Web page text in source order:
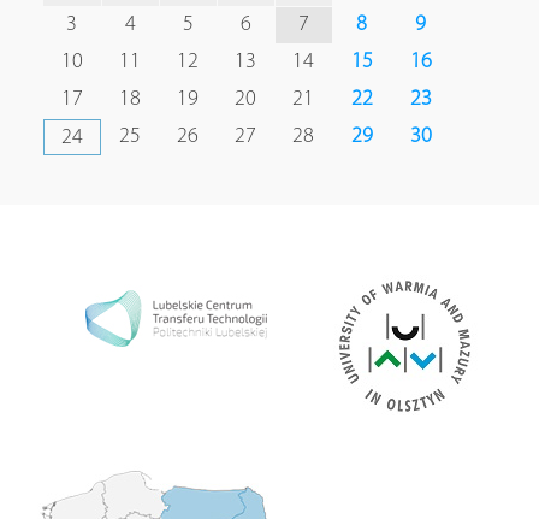
3
4 5 6 7 8
9
10
11 12 13 14 15
16
17
18 19 20 21 22
23
24
25 26 27 28 29 30